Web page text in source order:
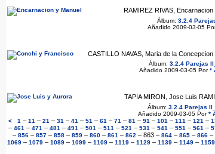
RAMIREZ RIVAS,
Álbum: 3.2.4
Añadido 2009-03-05
CASTILLO NAVAS, Maria de la
Álbum: 3.2.4 Parejas
Añadido 2009-03-05 Por*
TAPIA MIRON, Jose Luis
Álbum: 3.2.4 Parejas
Añadido 2009-03-05 Por*
<
1 – 11 – 21 – 31 – 41 – 51 – 61 – 71 – 81 – 91 – 101 – 111 – 121 –
– 461 – 471 – 481 – 491 – 501 – 511 – 521 – 531 – 541 – 551 – 561 –
– 856 – 857 – 858 – 859 – 860 – 861 – 862 – 863 – 864 – 865 – 866 –
1069 – 1079 – 1089 – 1099 – 1109 – 1119 – 1129 – 1139 – 1149 – 1159